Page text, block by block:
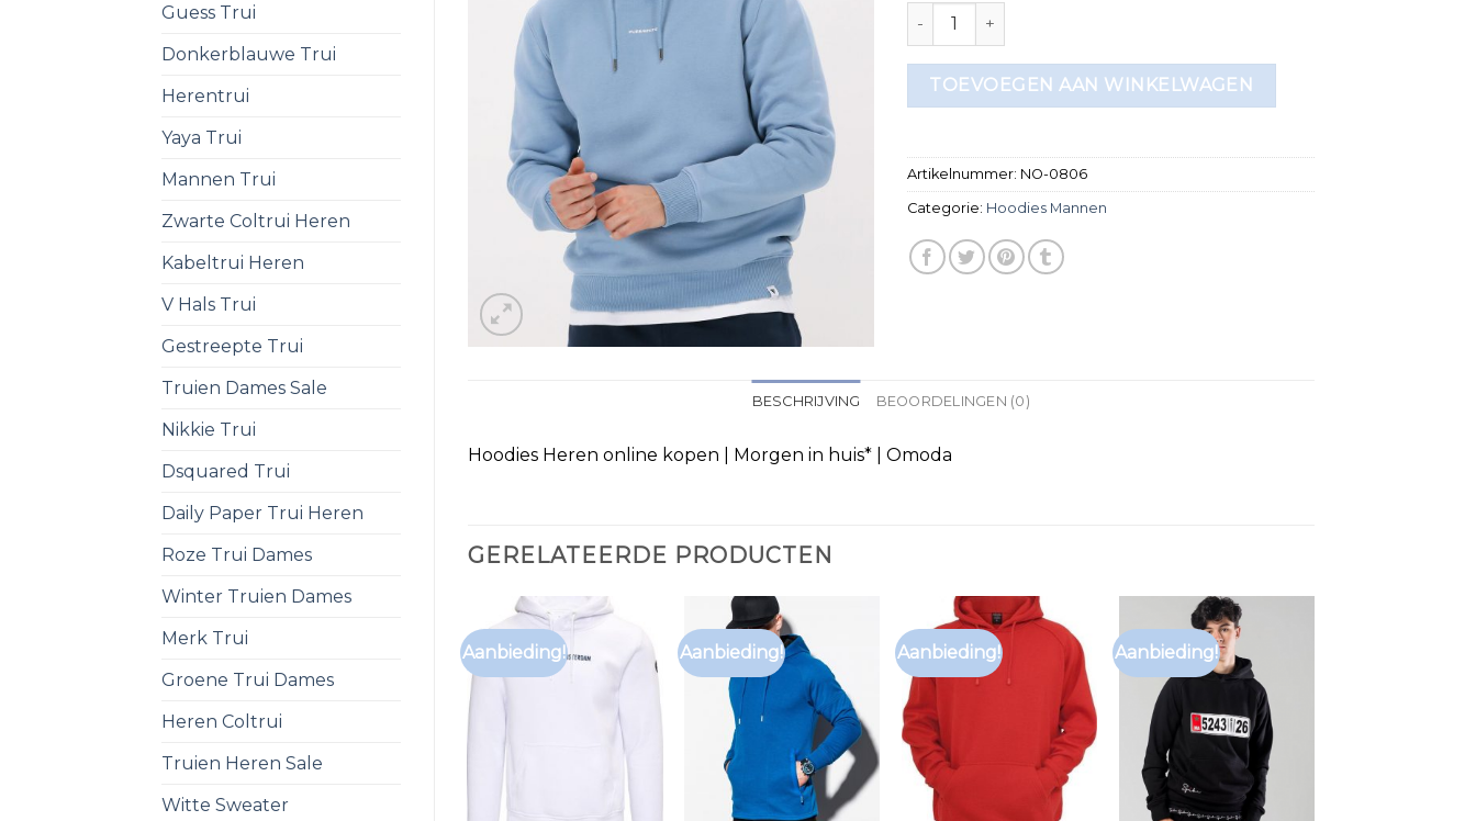
Guess Trui
Donkerblauwe Trui
Herentrui
Yaya Trui
Mannen Trui
Zwarte Coltrui Heren
Kabeltrui Heren
V Hals Trui
Gestreepte Trui
Truien Dames Sale
Nikkie Trui
Dsquared Trui
Daily Paper Trui Heren
Roze Trui Dames
Winter Truien Dames
Merk Trui
Groene Trui Dames
Heren Coltrui
Truien Heren Sale
Witte Sweater
hoodies mannen aantal
TOEVOEGEN AAN WINKELWAGEN
Artikelnummer: NO-0806
Categorie: Hoodies Mannen
BESCHRIJVING BEOORDELINGEN (0)
Hoodies Heren online kopen | Morgen in huis* | Omoda
GERELATEERDE PRODUCTEN
Aanbieding! Aanbieding! Aanbieding! Aanbieding!